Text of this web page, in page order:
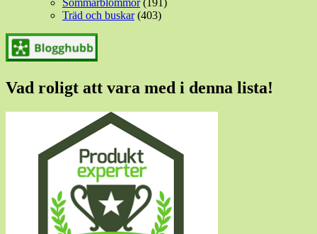
Sommarblommor(191)
Träd och buskar(403)
Vad roligt att vara med i denna lista!